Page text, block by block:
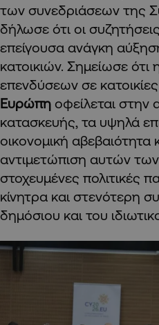
των συνεδριάσεων της
δήλωσε ότι οι
επείγουσα ανάγκη
κατοικιών. Σημείωσε
επενδύσεων σε
Ευρώπη οφείλεται
κατασκευής, τα υψηλά
οικονομική αβεβαιότητα
αντιμετώπιση αυτών
στοχευμένες πολιτικές
κίνητρα και στενότερη
δημόσιου και του